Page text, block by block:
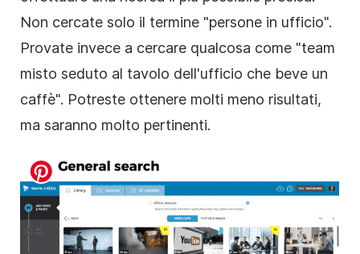
Non cercate solo il termine "persone in ufficio".
Provate invece a cercare qualcosa come "team
misto seduto al tavolo dell'ufficio che beve un
caffè". Potreste ottenere molti meno risultati,
ma saranno molto pertinenti.